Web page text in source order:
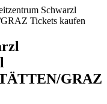
Schwarzl
Tickets kaufen
GRAZ